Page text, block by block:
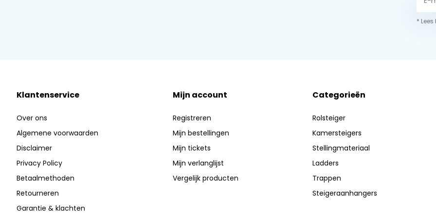
*
Klantenservice
Over ons
Algemene voorwaarden
Disclaimer
Privacy Policy
Betaalmethoden
Retourneren
Garantie & klachten
Mijn account
Registreren
Mijn bestellingen
Mijn tickets
Mijn verlanglijst
Vergelijk producten
Categorieën
Rolsteiger
Kamersteigers
Stellingmateriaal
Ladders
Trappen
Steigeraanhangers